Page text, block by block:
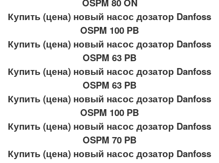
OSPM 80 ON
Купить (цена) новый насос дозатор Danfoss
OSPM 100 PB
Купить (цена) новый насос дозатор Danfoss
OSPM 63 PB
Купить (цена) новый насос дозатор Danfoss
OSPM 63 PB
Купить (цена) новый насос дозатор Danfoss
OSPM 100 PB
Купить (цена) новый насос дозатор Danfoss
OSPM 70 PB
Купить (цена) новый насос дозатор Danfoss